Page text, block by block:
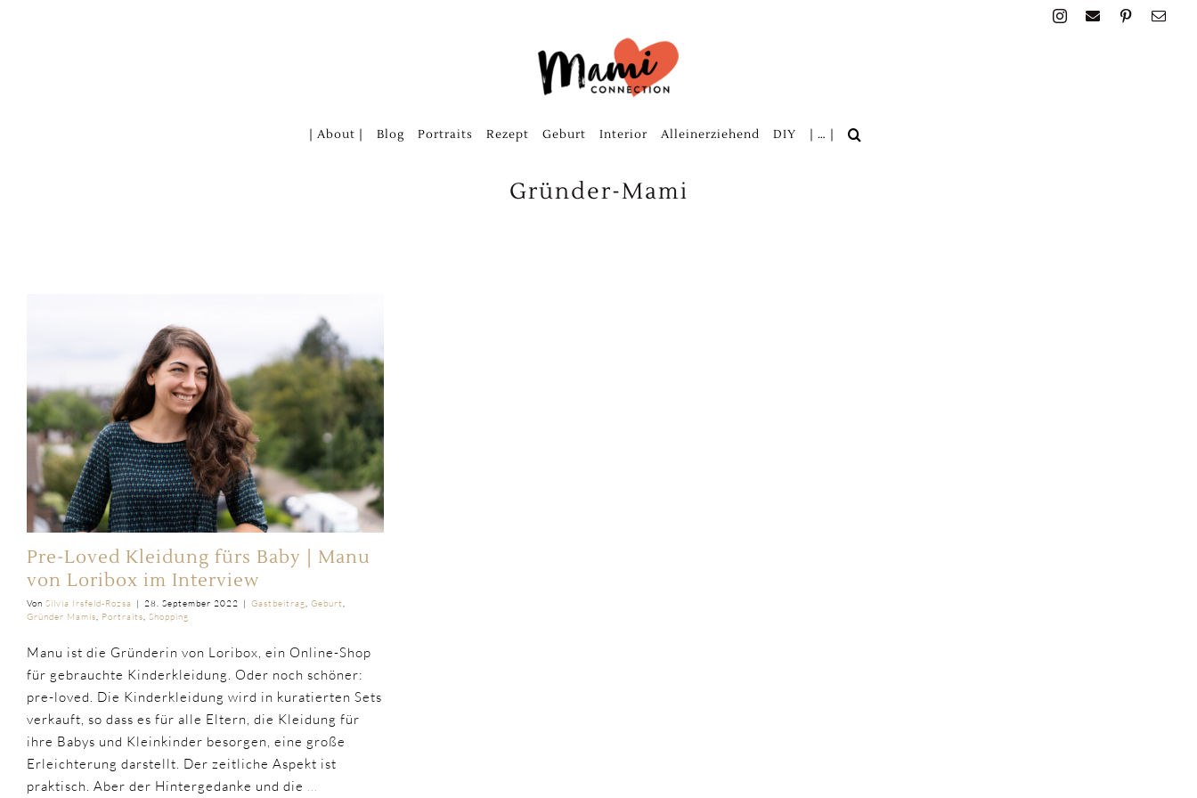
| About | Blog Portraits Rezept Geburt Interior Alleinerziehend DIY | … |
Gründer-Mami
Pre-Loved Kleidung fürs Baby | Manu
von Loribox im Interview
Von Silvia Irsfeld-Rozsa | 28. September 2022 | Gastbeitrag Geburt
Gründer Mamis
Portraits Shopping
Manu ist die Gründerin von Loribox, ein Online-Shop
für gebrauchte Kinderkleidung. Oder noch schöner:
pre-loved. Die Kinderkleidung wird in kuratierten Sets
verkauft, so dass es für alle Eltern, die Kleidung für
ihre Babys und Kleinkinder besorgen, eine große
Erleichterung darstellt. Der zeitliche Aspekt ist
praktisch. Aber der Hintergedanke und die